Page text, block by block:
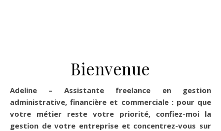
Bienvenue
Adeline – Assistante freelance en gestion
administrative, financière et commerciale : pour que
votre métier reste votre priorité, confiez-moi la
gestion de votre entreprise et concentrez-vous sur